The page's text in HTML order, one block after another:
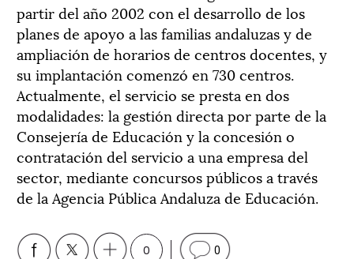
partir del año 2002 con el desarrollo de los
planes de apoyo a las familias andaluzas y de
ampliación de horarios de centros docentes, y
su implantación comenzó en 730 centros.
Actualmente, el servicio se presta en dos
modalidades: la gestión directa por parte de la
Consejería de Educación y la concesión o
contratación del servicio a una empresa del
sector, mediante concursos públicos a través
de la Agencia Pública Andaluza de Educación.
0 0